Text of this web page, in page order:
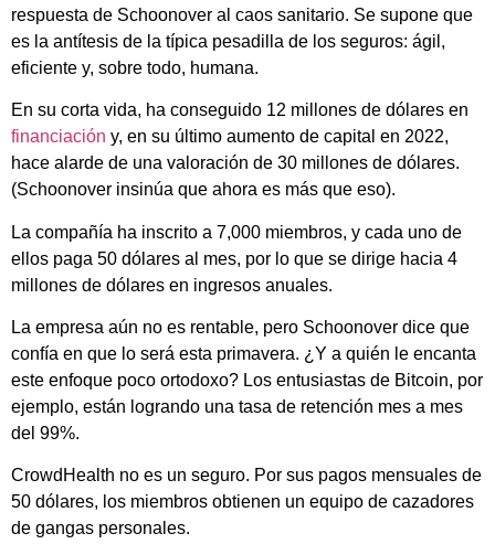
respuesta de Schoonover al caos sanitario. Se supone que
es la antítesis de la típica pesadilla de los seguros: ágil,
eficiente y, sobre todo, humana.
En su corta vida, ha conseguido 12 millones de dólares en
financiación y, en su último aumento de capital en 2022,
hace alarde de una valoración de 30 millones de dólares.
(Schoonover insinúa que ahora es más que eso).
La compañía ha inscrito a 7,000 miembros, y cada uno de
ellos paga 50 dólares al mes, por lo que se dirige hacia 4
millones de dólares en ingresos anuales.
La empresa aún no es rentable, pero Schoonover dice que
confía en que lo será esta primavera. ¿Y a quién le encanta
este enfoque poco ortodoxo? Los entusiastas de Bitcoin, por
ejemplo, están logrando una tasa de retención mes a mes
del 99%.
CrowdHealth no es un seguro. Por sus pagos mensuales de
50 dólares, los miembros obtienen un equipo de cazadores
de gangas personales.